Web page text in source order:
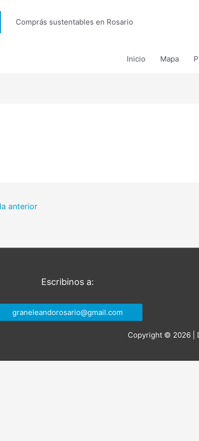
Comprás sustentables en Rosario
Inicio Mapa
anterior
Escribinos a:
graneleandorosario@gmail.com
Copyright © 2026 |